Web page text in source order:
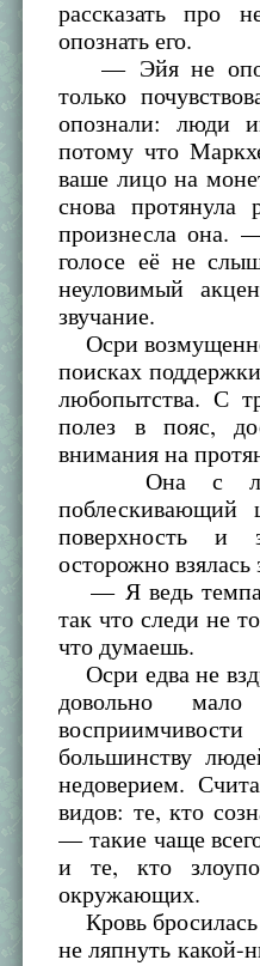
рассказать про
опознать его.
— Эйя не
только
опознали: люди
потому что
ваше лицо на
снова
произнесла
голосе её не
неуловимый
звучание.
Осри
поисках
любопытства. С
полез в пояс,
внимания на
Она с
поблескивающий
поверхность и
осторожно
— Я ведь
так что следи не
что думаешь.
Осри едва не
довольно
большинству
недоверием.
видов: те, кто
— такие чаще
и те, кто
окружающих.
Кровь
не ляпнуть какой-